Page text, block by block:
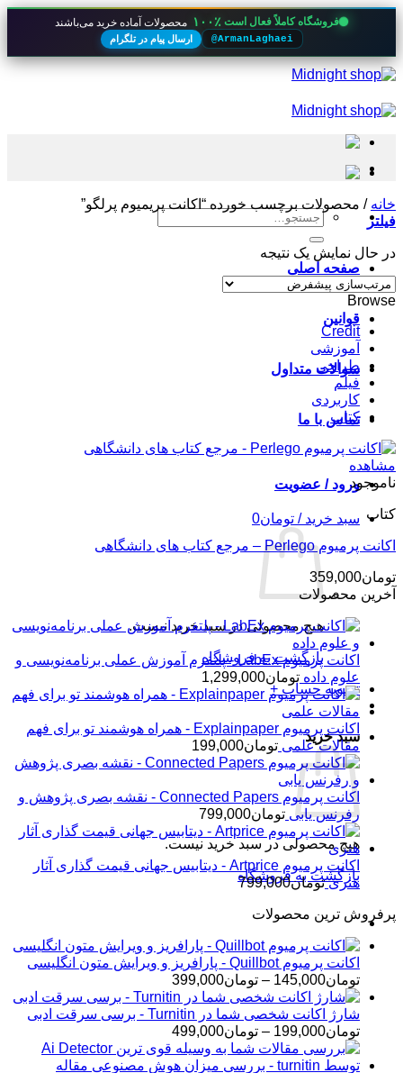
فروشگاه کاملاً فعال است ۱۰۰٪ محصولات آماده خرید می‌باشند
@ArmanLaghaei ارسال پیام در تلگرام
Skip
to
جستجو
صفحه اصلی
قوانین
سوالات متداول
تماس با ما
ورود / عضویت
سبد خرید / تومان0
هیچ محصولی در سبد خرید نیست.
بازگشت به فروشگاه
تسویه حساب +
سبد خرید
هیچ محصولی در سبد خرید نیست.
بازگشت به فروشگاه
خانه / محصولات برچسب خورده “اکانت پریمیوم پرلگو”
فیلتر
در حال نمایش یک نتیجه
Browse
Credit
آموزشی
طراحی
فیلم
کاربردی
کتاب
مشاهده
ناموجود
کتاب
اکانت پرمیوم Perlego – مرجع کتاب های دانشگاهی
تومان359,000
آخرین محصولات
اکانت پرمیوم LabEx - پلتفرم آموزش عملی برنامه‌نویسی و
علوم داده تومان1,299,000
اکانت پرمیوم Explainpaper - همراه هوشمند تو برای فهم
مقالات علمی تومان199,000
اکانت پرمیوم Connected Papers - نقشه بصری پژوهش و
رفرنس یابی تومان799,000
اکانت پرمیوم Artprice - دیتابیس جهانی قیمت ‌گذاری آثار
هنری تومان799,000
پرفروش ترین محصولات
اکانت پرمیوم Quillbot - پارافریز و ویرایش متون انگلیسی
تومان145,000
– تومان399,000محدوده
قیمت:
تومان145,000
تا
تومان399,000
شارژ اکانت شخصی شما در Turnitin - برسی سرقت ادبی
تومان199,000
– تومان499,000محدوده
قیمت:
تومان199,000